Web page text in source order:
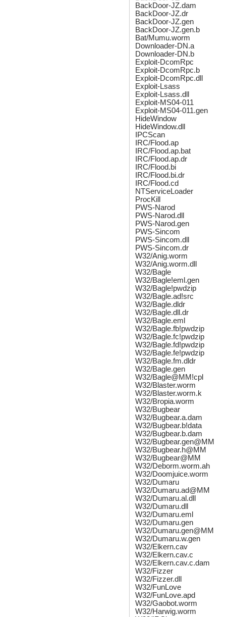
BackDoor-JZ.dam
BackDoor-JZ.dr
BackDoor-JZ.gen
BackDoor-JZ.gen.b
Bat/Mumu.worm
Downloader-DN.a
Downloader-DN.b
Exploit-DcomRpc
Exploit-DcomRpc.b
Exploit-DcomRpc.dll
Exploit-Lsass
Exploit-Lsass.dll
Exploit-MS04-011
Exploit-MS04-011.gen
HideWindow
HideWindow.dll
IPCScan
IRC/Flood.ap
IRC/Flood.ap.bat
IRC/Flood.ap.dr
IRC/Flood.bi
IRC/Flood.bi.dr
IRC/Flood.cd
NTServiceLoader
ProcKill
PWS-Narod
PWS-Narod.dll
PWS-Narod.gen
PWS-Sincom
PWS-Sincom.dll
PWS-Sincom.dr
W32/Anig.worm
W32/Anig.worm.dll
W32/Bagle
W32/Bagle!eml.gen
W32/Bagle!pwdzip
W32/Bagle.ad!src
W32/Bagle.dldr
W32/Bagle.dll.dr
W32/Bagle.eml
W32/Bagle.fb!pwdzip
W32/Bagle.fc!pwdzip
W32/Bagle.fd!pwdzip
W32/Bagle.fe!pwdzip
W32/Bagle.fm.dldr
W32/Bagle.gen
W32/Bagle@MM!cpl
W32/Blaster.worm
W32/Blaster.worm.k
W32/Bropia.worm
W32/Bugbear
W32/Bugbear.a.dam
W32/Bugbear.b!data
W32/Bugbear.b.dam
W32/Bugbear.gen@MM
W32/Bugbear.h@MM
W32/Bugbear@MM
W32/Deborm.worm.ah
W32/Doomjuice.worm
W32/Dumaru
W32/Dumaru.ad@MM
W32/Dumaru.al.dll
W32/Dumaru.dll
W32/Dumaru.eml
W32/Dumaru.gen
W32/Dumaru.gen@MM
W32/Dumaru.w.gen
W32/Elkern.cav
W32/Elkern.cav.c
W32/Elkern.cav.c.dam
W32/Fizzer
W32/Fizzer.dll
W32/FunLove
W32/FunLove.apd
W32/Gaobot.worm
W32/Harwig.worm